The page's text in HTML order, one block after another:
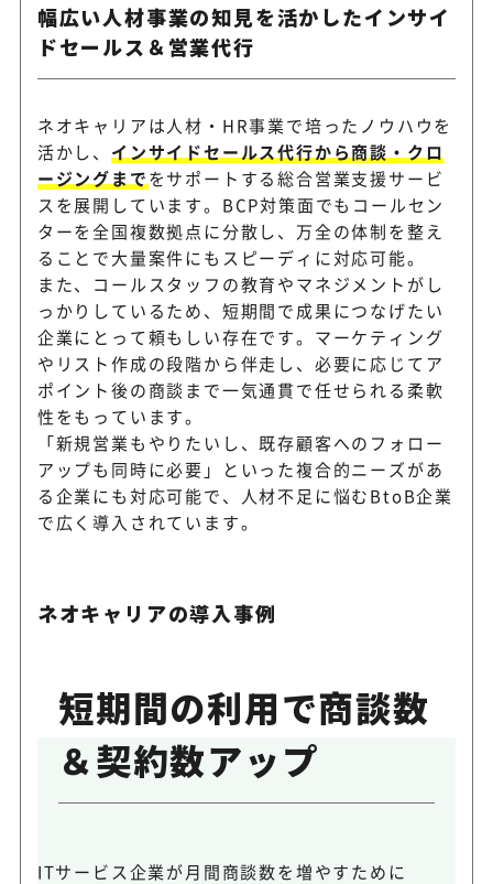
幅広い人材事業の知見を活かしたインサイ
ドセールス＆営業代行
ネオキャリアは人材・HR事業で培ったノウハウを
活かし、 インサイドセールス代行から商談・クロ
ージングまでをサポートする総合営業支援サービ
スを展開しています。BCP対策面でもコールセン
ターを全国複数拠点に分散し、万全の体制を整え
ることで大量案件にもスピーディに対応可能。
また、コールスタッフの教育やマネジメントがし
っかりしているため、短期間で成果につなげたい
企業にとって頼もしい存在です。マーケティング
やリスト作成の段階から伴走し、必要に応じてア
ポイント後の商談まで一気通貫で任せられる柔軟
性をもっています。
「新規営業もやりたいし、既存顧客へのフォロー
アップも同時に必要」といった複合的ニーズがあ
る企業にも対応可能で、人材不足に悩むBtoB企業
で広く導入されています。
ネオキャリアの導入事例
短期間の利用で商談数
＆契約数アップ
ITサービス企業が月間商談数を増やすために